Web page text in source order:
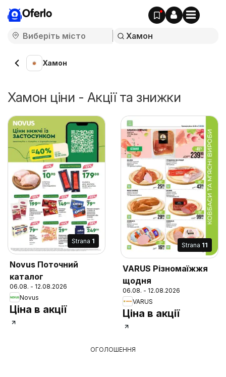
Oferlo
Хамон
Хамон ціни - Акції та знижки
Strana 1
Novus Поточний
каталог
06.08. - 12.08.2026
Novus
Ціна в акції
Strana 11
VARUS Різномаїжжя
щодня
06.08. - 12.08.2026
VARUS
Ціна в акції
ОГОЛОШЕННЯ